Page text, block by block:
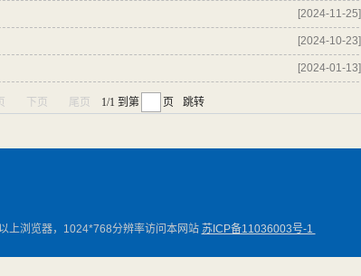
[2024-11-25]
[2024-10-23]
[2024-01-13]
下页 尾页 1/1 到第 页 跳转
上浏览器，1024*768分辨率访问本网站 苏ICP备11036003号-1